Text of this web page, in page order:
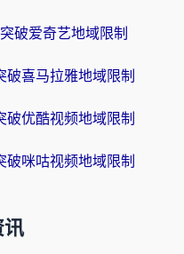
破爱奇艺地域限制
破喜马拉雅地域限制
破优酷视频地域限制
破咪咕视频地域限制
讯